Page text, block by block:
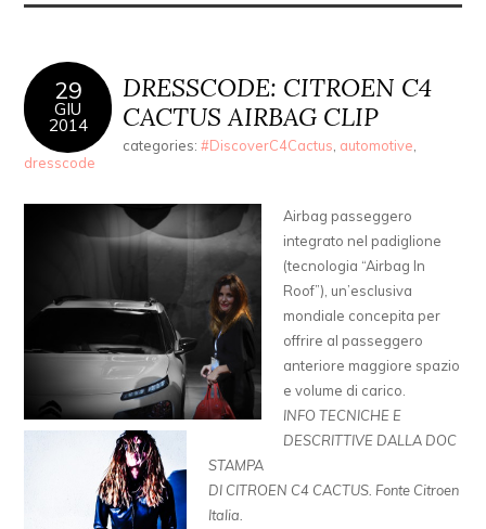
29
GIU
2014
DRESSCODE: CITROEN C4
CACTUS AIRBAG CLIP
categories:#DiscoverC4Cactus automotive
dresscode
Airbag passeggero
integrato nel padiglione
(tecnologia “Airbag In
Roof”), un’esclusiva
mondiale concepita per
offrire al passeggero
anteriore maggiore spazio
e volume di carico.
INFO TECNICHE E
DESCRITTIVE DALLA DOC
STAMPA
DI CITROEN C4 CACTUS. Fonte Citroen
Italia.